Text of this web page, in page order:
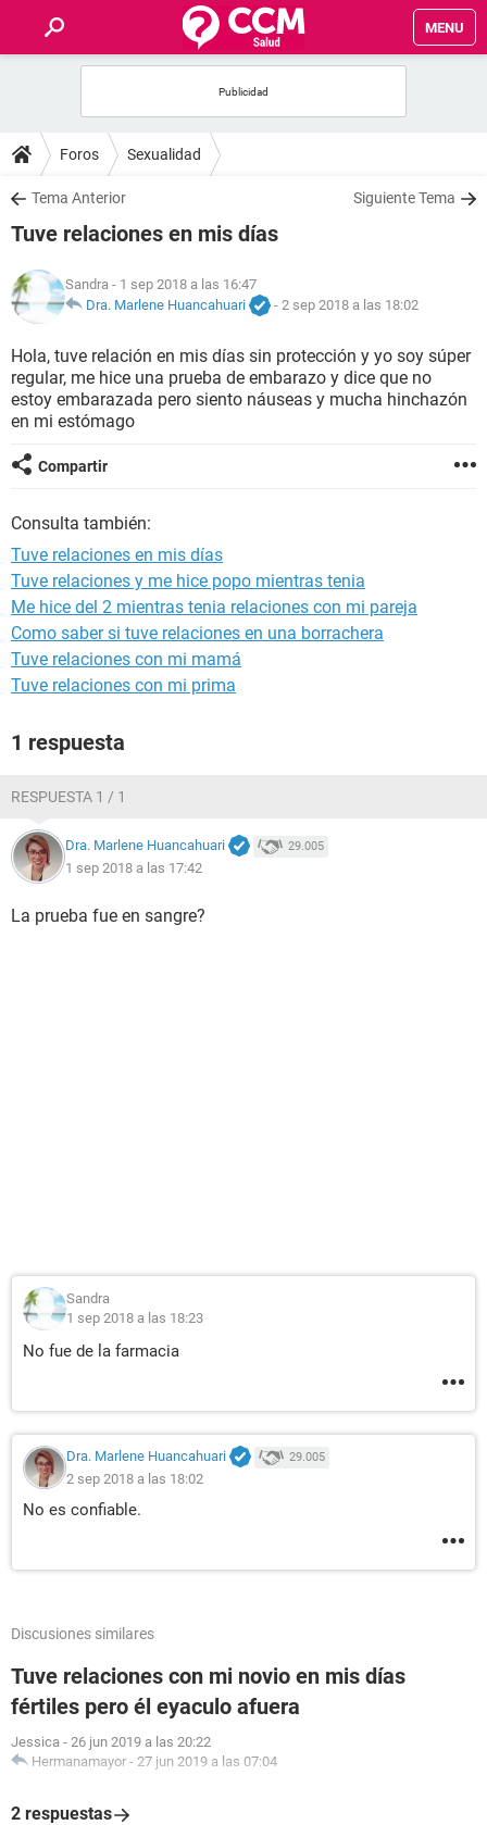
MENU
FOROS
SALUD
NUTRICIÓN
BIENESTAR
SEXUALIDAD
GLOSARIO
Foros Sexualidad
Tema Anterior Siguiente Tema
Tuve relaciones en mis días
Sandra - 1 sep 2018 a las 16:47
Dra. Marlene Huancahuari
- 2 sep 2018 a las 18:02
Hola, tuve relación en mis días sin protección y yo soy súper
regular, me hice una prueba de embarazo y dice que no
estoy embarazada pero siento náuseas y mucha hinchazón
en mi estómago
Compartir
Consulta también:
Tuve relaciones en mis días
Tuve relaciones y me hice popo mientras tenia
Me hice del 2 mientras tenia relaciones con mi pareja
Como saber si tuve relaciones en una borrachera
Tuve relaciones con mi mamá
Tuve relaciones con mi prima
1 respuesta
RESPUESTA 1 / 1
Dra. Marlene Huancahuari 29.005
1 sep 2018 a las 17:42
La prueba fue en sangre?
Sandra
1 sep 2018 a las 18:23
No fue de la farmacia
Dra. Marlene Huancahuari 29.005
2 sep 2018 a las 18:02
No es confiable.
Discusiones similares
Tuve relaciones con mi novio en mis días
fértiles pero él eyaculo afuera
Jessica - 26 jun 2019 a las 20:22
Hermanamayor - 27 jun 2019 a las 07:04
2 respuestas